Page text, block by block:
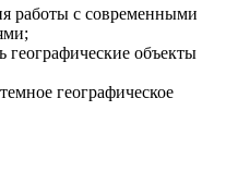
работы с современными
географические объекты
географическое